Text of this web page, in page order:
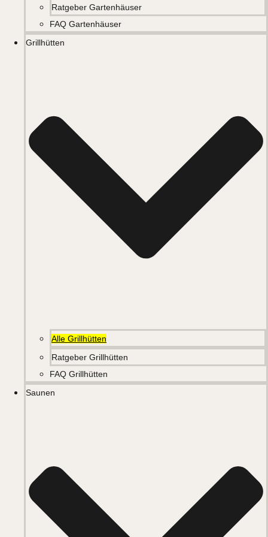
Ratgeber Gartenhäuser
FAQ Gartenhäuser
Grillhütten
Alle Grillhütten
Ratgeber Grillhütten
FAQ Grillhütten
Saunen